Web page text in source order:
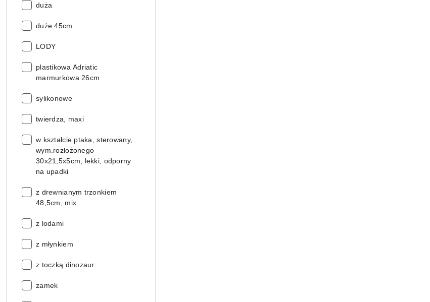
Seria:
duża
Seria:
duże 45cm
Seria:
LODY
Seria:
plastikowa Adriatic
marmurkowa 26cm
Seria:
sylikonowe
Seria:
twierdza, maxi
Seria:
w kształcie ptaka, sterowany,
wym.rozłożonego
30x21,5x5cm, lekki, odporny
na upadki
Seria:
z drewnianym trzonkiem
48,5cm, mix
Seria:
z lodami
Seria:
z młynkiem
Seria:
z toczką dinozaur
Seria:
zamek